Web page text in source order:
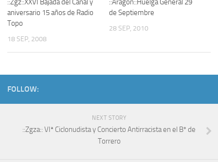
::Zgz::XXVI Bajada del Canal y
aniversario 15 años de Radio
Topo
18 SEP, 2008
::Aragon::Huelga General 29
de Septiembre
28 SEP, 2010
FOLLOW:
NEXT STORY
::Zgza:: VIª Ciclonudista y Concierto Antirracista en el Bº de
Torrero